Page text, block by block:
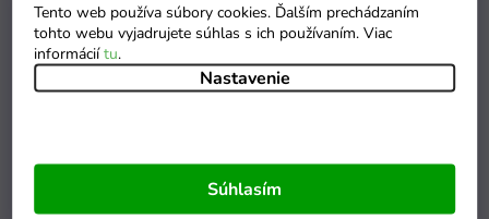
Tento web používa súbory cookies. Ďalším prechádzaním
tohto webu vyjadrujete súhlas s ich používaním. Viac
informáciítu.
Nastavenie
Súhlasím